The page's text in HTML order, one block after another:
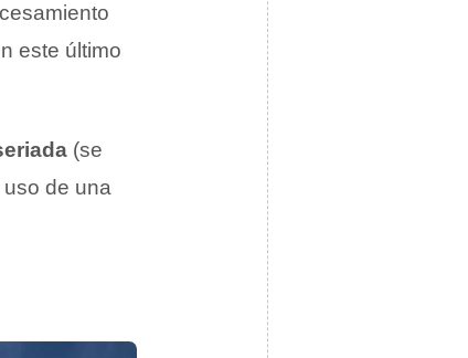
este último
(se
de una